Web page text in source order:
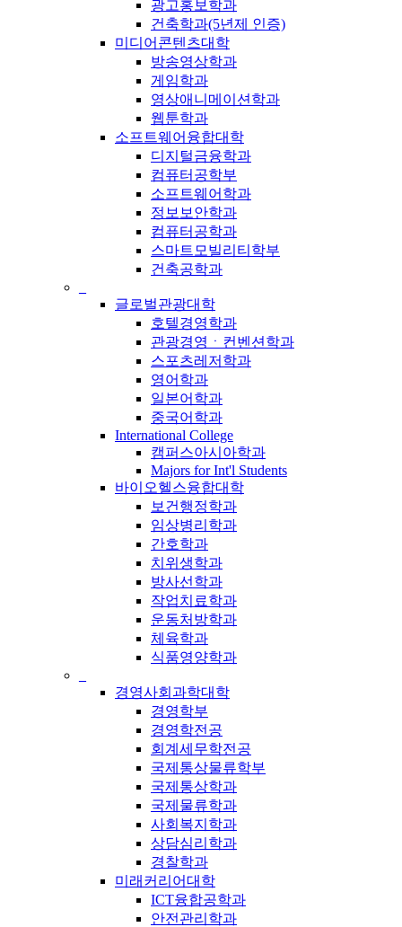
광고홍보학과
건축학과(5년제 인증)
미디어콘텐츠대학
방송영상학과
게임학과
영상애니메이션학과
웹툰학과
소프트웨어융합대학
디지털금융학과
컴퓨터공학부
소프트웨어학과
정보보안학과
컴퓨터공학과
스마트모빌리티학부
건축공학과
글로벌관광대학
호텔경영학과
관광경영ㆍ컨벤션학과
스포츠레저학과
영어학과
일본어학과
중국어학과
International College
캠퍼스아시아학과
Majors for Int'l Students
바이오헬스융합대학
보건행정학과
임상병리학과
간호학과
치위생학과
방사선학과
작업치료학과
운동처방학과
체육학과
식품영양학과
경영사회과학대학
경영학부
경영학전공
회계세무학전공
국제통상물류학부
국제통상학과
국제물류학과
사회복지학과
상담심리학과
경찰학과
미래커리어대학
ICT융합공학과
안전관리학과